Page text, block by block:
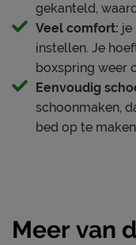
Modelnaam topper
Kern topper
Materiaal tijk
Poten
Modelnaam poten
Goed om te weten
gekanteld,
Veel comfort: je
instellen. Je
boxspring weer
Eenvoudig
schoonmaken,
bed op te
Meer van